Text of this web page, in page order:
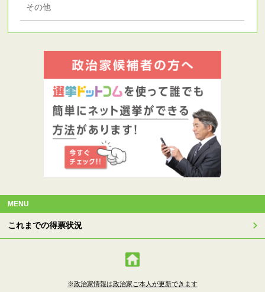
その他
MENU
これまでの得票状況
※政治家情報は政治家ご本人が更新できます